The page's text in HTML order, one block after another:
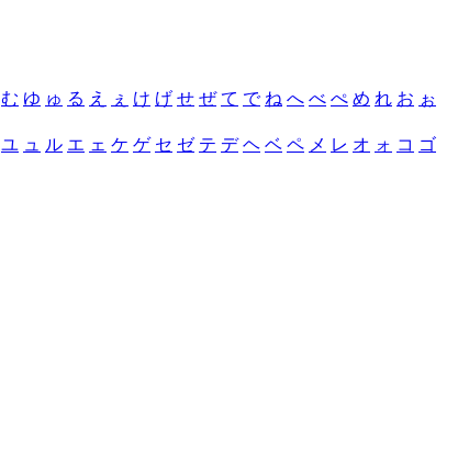
む ゆ ゅ る え ぇ け げ せ ぜ て で ね へ べ ぺ め れ お ぉ
ユ ュ ル エ ェ ケ ゲ セ ゼ テ デ ヘ ベ ペ メ レ オ ォ コ ゴ